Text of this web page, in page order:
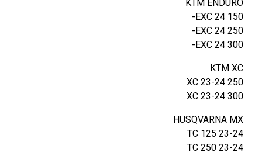
ח
ו
ל
150 EXC 24-
250 EXC 24-
300 EXC 24-
KTM XC
250 XC 23-24
300 XC 23-24
HUSQVARNA MX
TC 125 23-24
TC 250 23-24